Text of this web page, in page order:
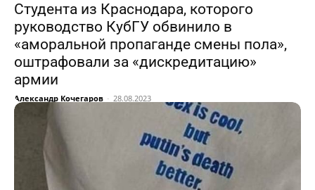
Студента из Краснодара, которого
руководство КубГУ обвинило в
«аморальной пропаганде смены пола»,
оштрафовали за «дискредитацию»
армии
Александр Кочегаров - 28.08.2023